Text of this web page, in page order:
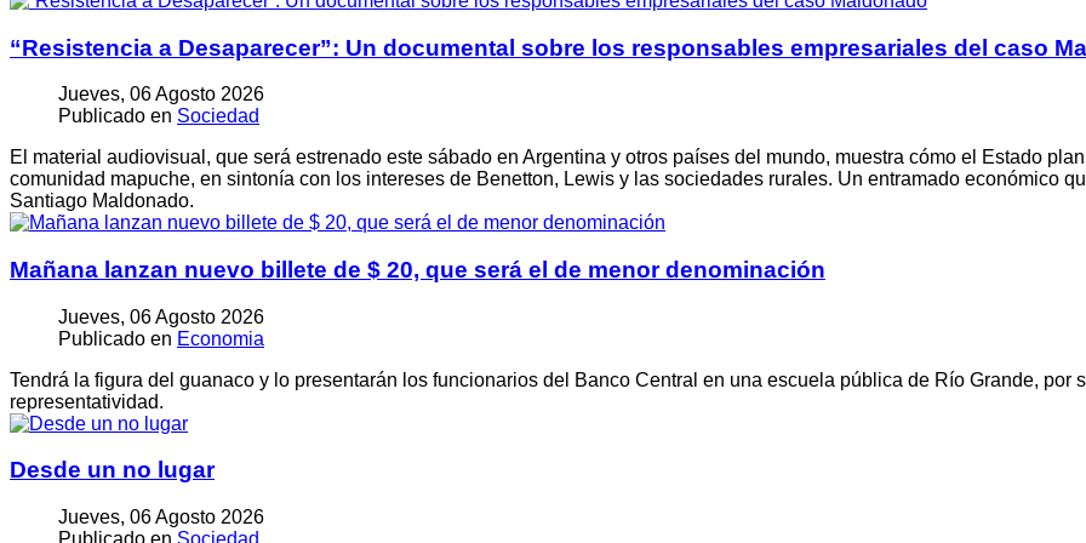
“Resistencia a Desaparecer”: Un documental sobre los responsables empresariales del caso
Jueves, 06 Agosto 2026
Publicado en Sociedad
El material audiovisual, que será estrenado este sábado en Argentina y otros países del mundo, muestra cómo el Estado
comunidad mapuche, en sintonía con los intereses de Benetton, Lewis y las sociedades rurales. Un entramado económico
Santiago Maldonado.
Mañana lanzan nuevo billete de $ 20, que será el de menor denominación
Jueves, 06 Agosto 2026
Publicado en Economia
Tendrá la figura del guanaco y lo presentarán los funcionarios del Banco Central en una escuela pública de Río Grande, por
representatividad.
Desde un no lugar
Jueves, 06 Agosto 2026